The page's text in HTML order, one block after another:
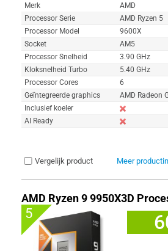
Merk
AMD
Processor Serie
AMD Ryzen 5
Processor Model
9600X
Socket
AM5
Processor Snelheid
3.90 GHz
Kloksnelheid Turbo
5.40 GHz
Processor Cores
6
Geïntegreerde graphics
AMD Radeon
Inclusief koeler
AI Ready
Vergelijk product Meer
AMD Ryzen 9 9950X3D
5